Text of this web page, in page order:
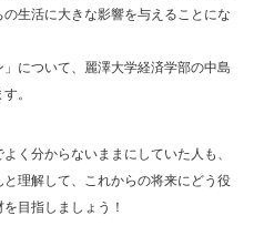
生活に大きな影響を与えることにな
について、麗澤大学経済学部の中島
。
く分からないままにしていた人も、
理解して、これからの将来にどう役
目指しましょう！